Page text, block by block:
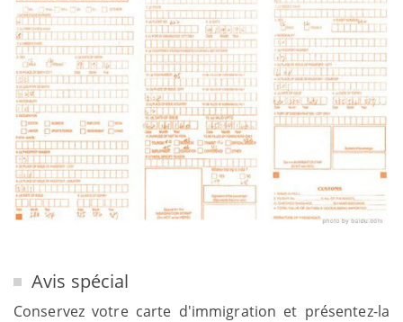
Avis spécial
Conservez votre carte d'immigration et présentez-la